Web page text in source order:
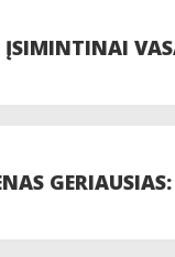
ĮSIMINTINAI